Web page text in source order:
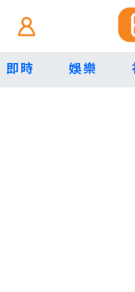
即時 娛樂